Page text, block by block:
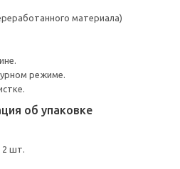
материала)
режиме.
об упаковке
шт.